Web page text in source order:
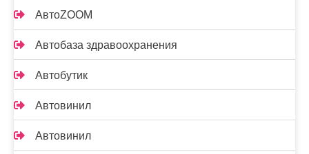
АвтоZOOM
Автобаза здравоохранения
Автобутик
Автовинил
Автовинил